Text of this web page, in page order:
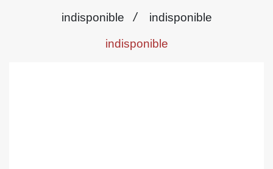
indisponible / indisponible
indisponible